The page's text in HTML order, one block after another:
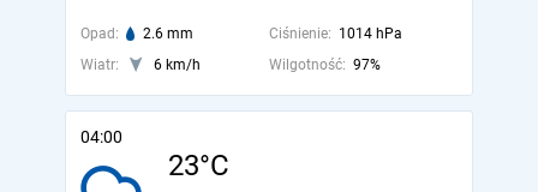
Opad: 2.6 mm Ciśnienie: 1014 hPa
Wiatr:
6 km/h Wilgotność: 97%
04:00
23°C